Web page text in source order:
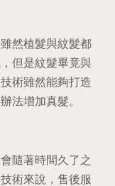
然植髮與紋髮都
但是紋髮畢竟與
術雖然能夠打造
法增加真髮。
會隨著時間久了之
術來說，售後服